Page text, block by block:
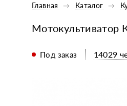
Главная Каталог
Мотокультиватор
Под заказ 14029